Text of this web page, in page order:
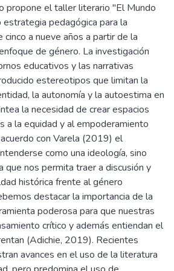
propone el taller literario "El Mundo
pedagógica para la
cinco a nueve años a partir de la
de género. La investigación
educativos y las narrativas
estereotipos que limitan la
la autonomía y la autoestima en
la necesidad de crear espacios
a la equidad y al empoderamiento
con Varela (2019) el
como una ideología, sino
que nos permita traer a discusión y
histórica frente al género
destacar la importancia de la
poderosa para que nuestras
crítico y además entiendan el
(Adichie, 2019). Recientes
avances en el uso de la literatura